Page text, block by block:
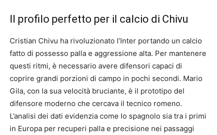
Il profilo perfetto per il calcio di Chivu
Cristian Chivu ha rivoluzionato l’Inter portando un calcio
fatto di possesso palla e aggressione alta. Per mantenere
questi ritmi, è necessario avere difensori capaci di
coprire grandi porzioni di campo in pochi secondi. Mario
Gila, con la sua velocità bruciante, è il prototipo del
difensore moderno che cercava il tecnico romeno.
L’analisi dei dati evidenzia come lo spagnolo sia tra i primi
in Europa per recuperi palla e precisione nei passaggi